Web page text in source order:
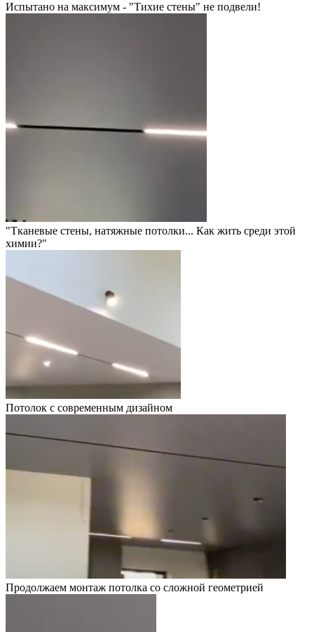
Испытано на максимум - "Тихие стены" не подвели!
"Тканевые стены, натяжные потолки... Как жить среди этой
химии?"
Потолок с современным дизайном
Продолжаем монтаж потолка со сложной геометрией